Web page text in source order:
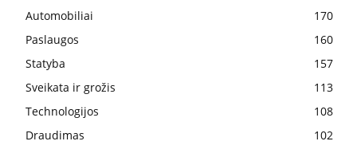
Automobiliai
170
Paslaugos
160
Statyba
157
Sveikata ir grožis
113
Technologijos
108
Draudimas
102